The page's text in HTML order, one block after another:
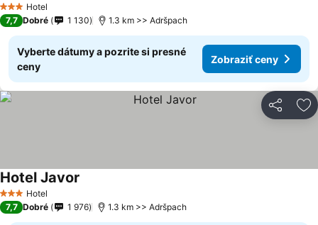
3 Počet hviezdičiek
Hotel
7,7 Dobré 1 130 1.3 km >> Adršpach
Vyberte dátumy a pozrite si presné
ceny
Zobraziť ceny
Zdieľať
3 Počet hviezdičiek
Hotel
Hotel Javor
7,7 Dobré 1 976 1.3 km >> Adršpach